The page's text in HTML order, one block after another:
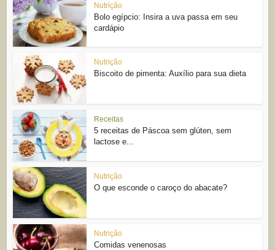
Nutrição
Bolo egípcio: Insira a uva passa em seu
cardápio
Nutrição
Biscoito de pimenta: Auxílio para sua dieta
Receitas
5 receitas de Páscoa sem glúten, sem
lactose e...
Nutrição
O que esconde o caroço do abacate?
Nutrição
Comidas venenosas